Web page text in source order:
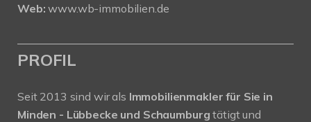
Web: www.wb-immobilien.de
PROFIL
Seit 2013 sind wir als Immobilienmakler für Sie in
Minden - Lübbecke und Schaumburgtätigt und